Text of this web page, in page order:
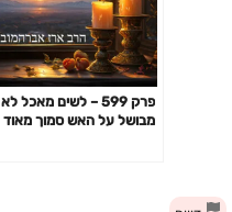
פרק 599 – לשים מאכל לא
מבושל על האש סמוך מאוד